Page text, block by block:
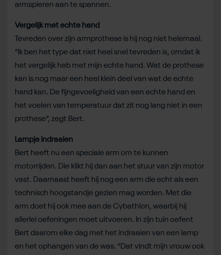
armspieren aan te spannen.
Vergelijk met echte hand
Tevreden over zijn armprothese is hij nog niet helemaal.
“Ik ben het type dat niet heel snel tevreden is, omdat ik
het vergelijk heb met mijn echte hand. Wat de prothese
kan is nog maar een heel klein deel van wat de echte
hand kan. De fijngevoeligheid van een echte hand en
het voelen van temperatuur dat zit nog lang niet in een
prothese”, zegt Bert.
Lampje indraaien
Bert heeft nu een speciale arm om te kunnen
motorrijden. Die klikt hij dan aan het stuur van zijn motor
vast. Daarnaast heeft hij nog een arm die echt als een
technisch hoogstandje gezien mag worden. Met die
arm doet hij ook mee aan de Cybathlon, waarbij hij
allerlei oefeningen moet uitvoeren. In zijn tuin oefent
Bert daarom elke dag met het indraaien van een lamp
en het ophangen van de was. “Dat vindt mijn vrouw ook